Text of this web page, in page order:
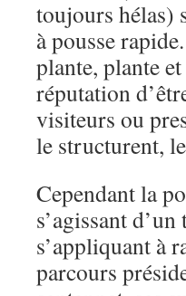
toujours hélas)
à pousse
plante, plante
réputation
visiteurs ou
le structurent,
Cependant la
s’agissant
s’appliquant à
parcours